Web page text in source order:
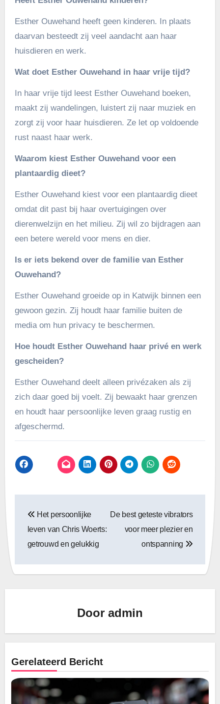
Esther Ouwehand heeft geen kinderen. In plaats
daarvan besteedt zij veel aandacht aan haar
huisdieren en werk.
Wat doet Esther Ouwehand in haar vrije tijd?
In haar vrije tijd leest Esther Ouwehand boeken,
maakt zij wandelingen, luistert zij naar muziek en
zorgt zij voor haar huisdieren. Ze let op voldoende
rust naast haar werk.
Waarom kiest Esther Ouwehand voor een
plantaardig dieet?
Esther Ouwehand kiest voor een plantaardig dieet
omdat dit past bij haar overtuigingen over
dierenwelzijn en het milieu. Zij wil zo bijdragen aan
een betere wereld voor mens en dier.
Is er iets bekend over de familie van Esther
Ouwehand?
Esther Ouwehand groeide op in Katwijk binnen een
gewoon gezin. Zij houdt haar familie buiten de
media om hun privacy te beschermen.
Hoe houdt Esther Ouwehand haar privé en werk
gescheiden?
Esther Ouwehand deelt alleen privézaken als zij
zich daar goed bij voelt. Zij bewaakt haar grenzen
en houdt haar persoonlijke leven graag rustig en
afgeschermd.
navigatie
Het persoonlijke
leven van Chris Woerts:
getrouwd en gelukkig
De best geteste vibrators
voor meer plezier en
ontspanning
Door admin
Gerelateerd Bericht